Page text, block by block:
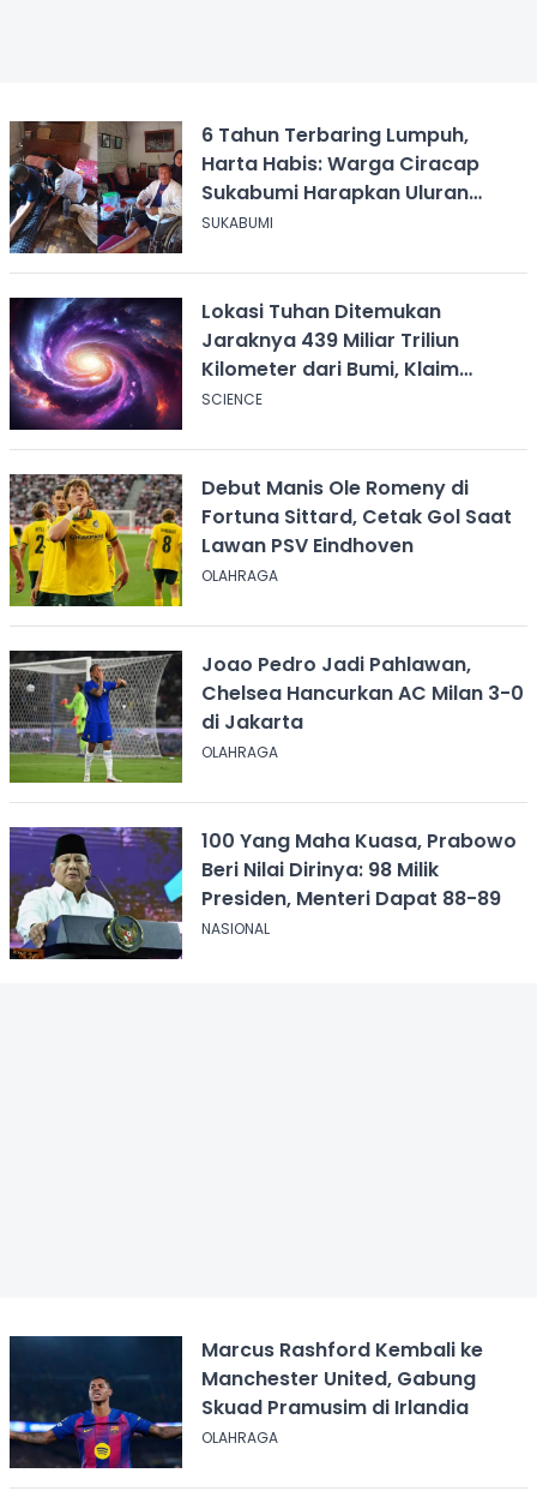
6 Tahun Terbaring Lumpuh,
Harta Habis: Warga Ciracap
Sukabumi Harapkan Uluran
Tangan KDM
SUKABUMI
Lokasi Tuhan Ditemukan
Jaraknya 439 Miliar Triliun
Kilometer dari Bumi, Klaim
Ilmuwan Harvard
SCIENCE
Debut Manis Ole Romeny di
Fortuna Sittard, Cetak Gol Saat
Lawan PSV Eindhoven
OLAHRAGA
Joao Pedro Jadi Pahlawan,
Chelsea Hancurkan AC Milan 3-0
di Jakarta
OLAHRAGA
100 Yang Maha Kuasa, Prabowo
Beri Nilai Dirinya: 98 Milik
Presiden, Menteri Dapat 88-89
NASIONAL
Marcus Rashford Kembali ke
Manchester United, Gabung
Skuad Pramusim di Irlandia
OLAHRAGA